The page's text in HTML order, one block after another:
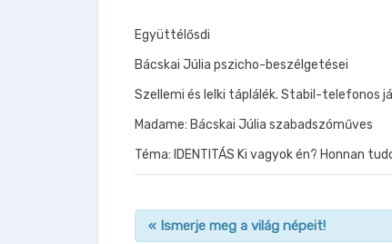
Együttélősdi
Bácskai Júlia pszicho-beszélgetései
Szellemi és lelki táplálék. Stabil-telefonos
Madame: Bácskai Júlia szabadszóműves
Téma: IDENTITÁS Ki vagyok én? Honnan
« Ismerje meg a világ népeit!